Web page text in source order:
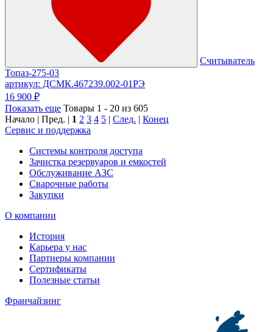
Считыватель
Топаз-275-03
артикул: ДСМК.467239.002-01РЭ
16 900 ₽
Показать еще Товары 1 - 20 из 605
Начало | Пред. | 1 2 3 4 5 След.
Конец
Сервис и поддержка
Системы контроля доступа
Зачистка резервуаров и емкостей
Обслуживание АЗС
Сварочные работы
Закупки
О компании
История
Карьера у нас
Партнеры компании
Сертификаты
Полезные статьи
Франчайзинг